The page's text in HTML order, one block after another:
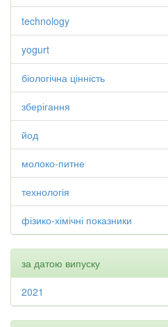
technology
yogurt
біологічна цінність
зберігання
йод
молоко-питне
технологія
фізико-хімічні показники
за датою випуску
2021